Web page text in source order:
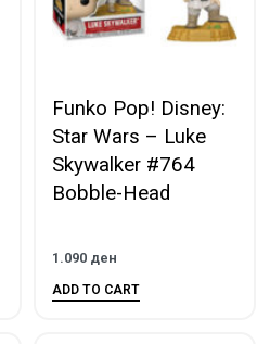
Funko Pop! Disney:
Star Wars – Luke
Skywalker #764
Bobble-Head
1.090 ден
ADD TO CART